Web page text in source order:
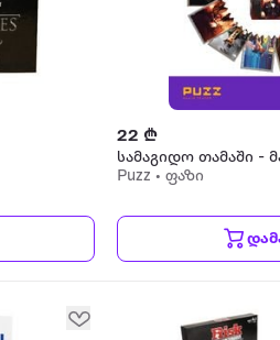
22 ₾
სამაგიდო თამაში -
Puzz • ფაზი